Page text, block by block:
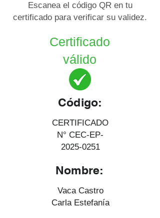
Escanea el código QR en tu
certificado para verificar su validez.
Certificado
válido
Código:
CERTIFICADO
N° CEC-EP-
2025-0251
Nombre:
Vaca Castro
Carla Estefanía